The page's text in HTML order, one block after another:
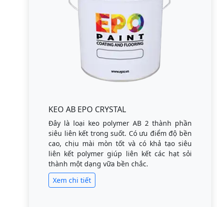
KEO AB EPO CRYSTAL
Đây là loại keo polymer AB 2 thành phần
siêu liên kết trong suốt. Có ưu điểm độ bền
cao, chịu mài mòn tốt và có khả tạo siêu
liên kết polymer giúp liên kết các hạt sỏi
thành một dạng vữa bền chắc.
Xem chi tiết